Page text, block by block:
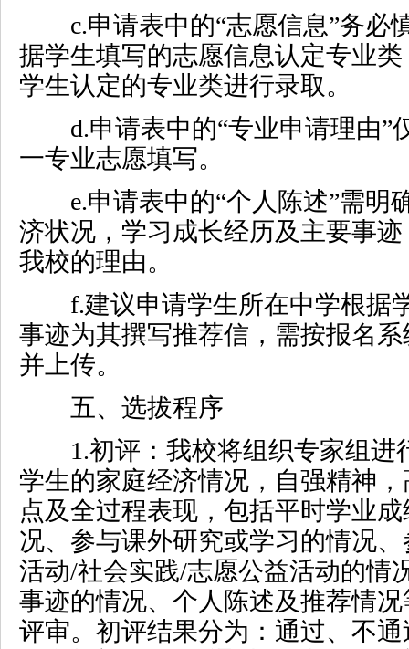
c.申请表中的“志愿信息”务必
据学生填写的志愿信息认定专业
学生认定的专业类进行录取。
d.申请表中的“专业申请理由”
一专业志愿填写。
e.申请表中的“个人陈述”需明
济状况，学习成长经历及主要事
我校的理由。
f.建议申请学生所在中学根据
事迹为其撰写推荐信，需按报名
并上传。
五、选拔程序
1.初评：我校将组织专家组进
学生的家庭经济情况，自强精神
点及全过程表现，包括平时学业
况、参与课外研究或学习的情况
活动/社会实践/志愿公益活动的情
事迹的情况、个人陈述及推荐情
评审。初评结果分为：通过、不